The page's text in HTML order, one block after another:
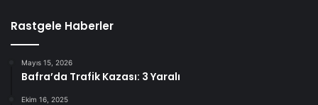
Rastgele Haberler
Mayıs 15, 2026
Bafra’da Trafik Kazası: 3 Yaralı
Ekim 16, 2025